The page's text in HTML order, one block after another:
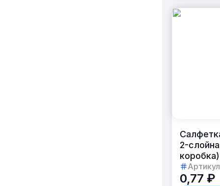
2-
коробка)
0,77 ₽